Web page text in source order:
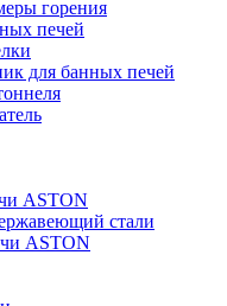
горения
печей
для банных печей
ASTON
стали
ASTON